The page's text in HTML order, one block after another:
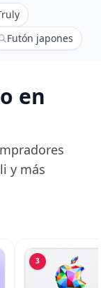
Futón japones
en
y más
3